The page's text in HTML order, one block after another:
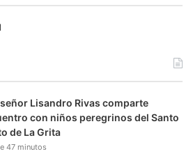
Lisandro Rivas comparte
con niños peregrinos del Santo
de La Grita
47 minutos